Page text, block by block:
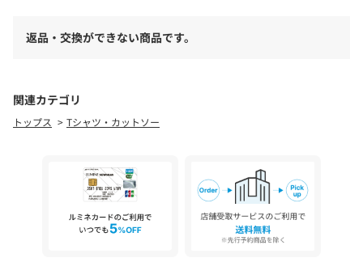
ミニ裏毛生地は、綿とポリエステル糸を混紡することで、綿100％
■透け感：なし
■裏 地：なし
※お取り扱い上のご注意
プリント箇所は着用・洗濯によリ白化、剥離する場合がありま
プリント箇所は湿った状態で重ねて放置すると色移りの原因とな
返品・交換ができない商品です。
関連カテゴリ
トップス Tシャツ・カットソー